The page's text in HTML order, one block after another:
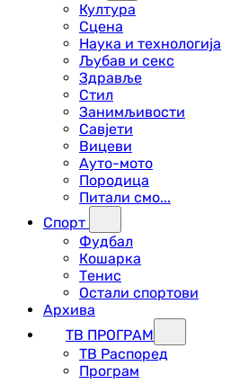
Култура
Сцена
Наука и технологија
Љубав и секс
Здравље
Стил
Занимљивости
Савјети
Вицеви
Ауто-мото
Породица
Питали смо...
Спорт
Фудбал
Кошарка
Тенис
Остали спортови
Архива
ТВ ПРОГРАМ
ТВ Распоред
Програм